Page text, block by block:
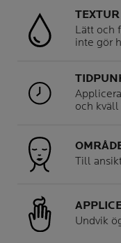
TEXTUR
Lätt och
inte gör
och
Till
Undvik